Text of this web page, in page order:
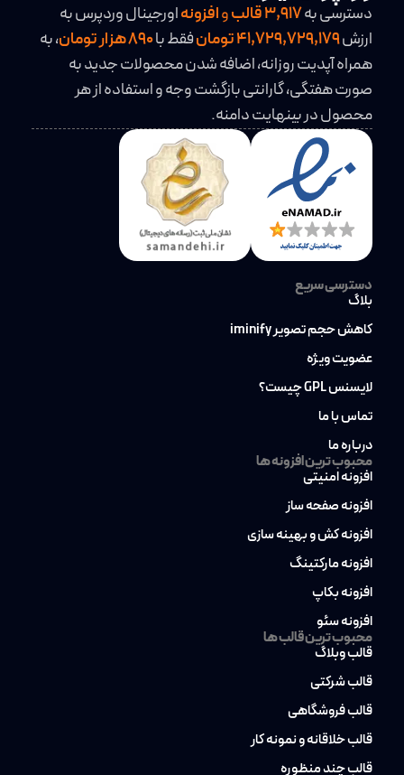
دسترسی به3,917قالبوافزونهاورجینال وردپرس به
ارزش41,729,729,179 تومان فقط با
، به
همراه آپدیت روزانه، اضافه شدن محصولات جدید به
صورت هفتگی، گارانتی بازگشت وجه و استفاده از هر
محصول در بینهایت دامنه.
دسترسی سریع
بلاگ
کاهش حجم تصویر iminify
عضویت ویژه
لایسنس GPL چیست؟
تماس با ما
درباره ما
محبوب ترین افزونه ها
افزونه امنیتی
افزونه صفحه ساز
افزونه کش و بهینه سازی
افزونه مارکتینگ
افزونه بکاپ
افزونه سئو
محبوب ترین قالب ها
قالب وبلاگ
قالب شرکتی
قالب فروشگاهی
قالب خلاقانه و نمونه کار
قالب چند منظوره